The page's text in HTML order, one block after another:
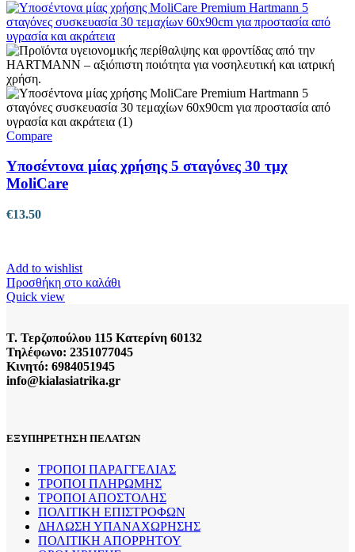
Compare
Υποσέντονα μίας χρήσης 5 σταγόνες 30 τμχ
MoliCare
€13.50
Add to wishlist
Προσθήκη στο καλάθι
Quick view
Τ. Τερζοπούλου 115 Κατερίνη 60132
Τηλέφωνο: 2351077045
Κινητό: 6984051945
info@kialasiatrika.gr
ΕΞΥΠΗΡΕΤΗΣΗ ΠΕΛΑΤΩΝ
ΤΡΟΠΟΙ ΠΑΡΑΓΓΕΛΙΑΣ
ΤΡΟΠΟΙ ΠΛΗΡΩΜΗΣ
ΤΡΟΠΟΙ ΑΠΟΣΤΟΛΗΣ
ΠΟΛΙΤΙΚΗ ΕΠΙΣΤΡΟΦΩΝ
ΔΗΛΩΣΗ ΥΠΑΝΑΧΩΡΗΣΗΣ
ΠΟΛΙΤΙΚΗ ΑΠΟΡΡΗΤΟΥ